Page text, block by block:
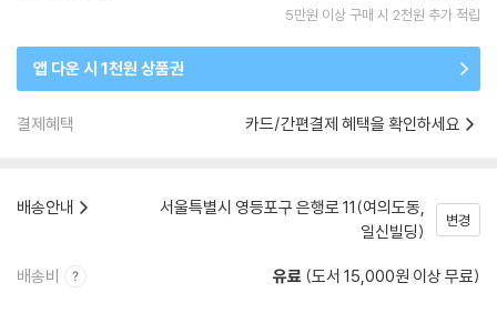
5만원 이상 구매 시 2천원 추가 적립
앱 다운 시 1천원 상품권
결제혜택 카드/간편결제 혜택을 확인하세요
배송안내
서울특별시 영등포구 은행로 11(여의도동,
일신빌딩)
변경
배송비 유료 (도서 15,000원 이상 무료)